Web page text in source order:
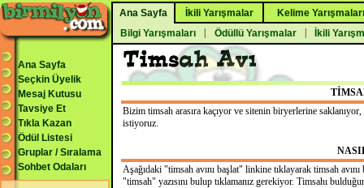
Ana Sayfa İkili Yarışmalar
Kelime Yarışmaları
Bilgi Yarışmaları
Ödüllü Yarışmalar İkili
Ana Sayfa
Seçkin Üyelik
Mesaj Kutusu
Tavsiye Et
Tıkla Kazan
Ödül Listesi
Gruplar / Sıralama
Sohbet Odaları
Bizim timsah arasıra kaçıyor ve sitenin biryerlerine saklanıyor,
istiyoruz.
Aşağıdaki "timsah avını başlat" linkine tıklayarak timsah
"timsah" yazısını bulup tıklamanız gerekiyor. Timsahı